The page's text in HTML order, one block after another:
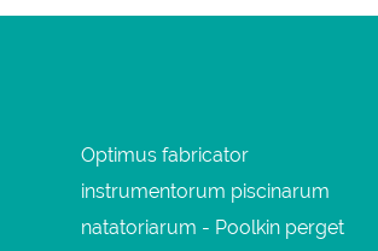
Optimus fabricator
instrumentorum piscinarum
natatoriarum - Poolkin perget